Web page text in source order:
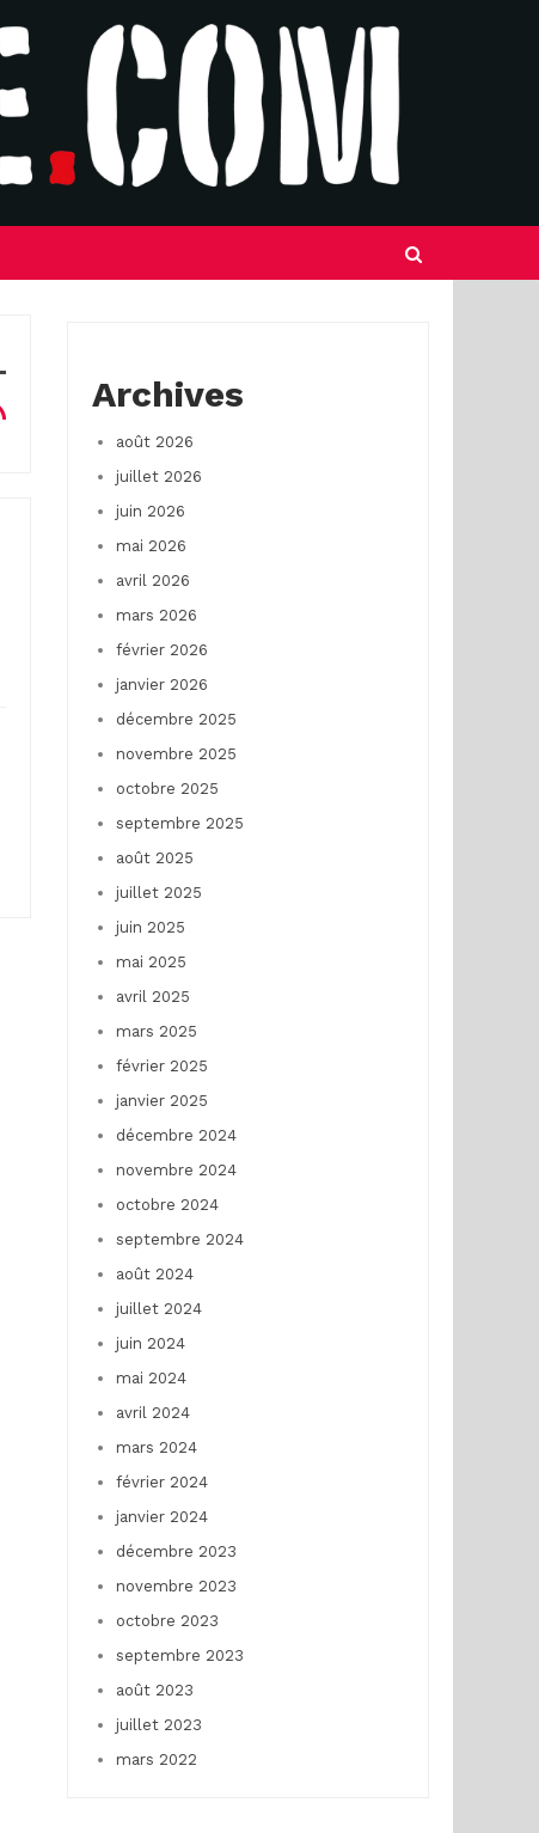
Archives
août 2026
juillet 2026
juin 2026
mai 2026
avril 2026
mars 2026
février 2026
janvier 2026
décembre 2025
novembre 2025
octobre 2025
septembre 2025
août 2025
juillet 2025
juin 2025
mai 2025
avril 2025
mars 2025
février 2025
janvier 2025
décembre 2024
novembre 2024
octobre 2024
septembre 2024
août 2024
juillet 2024
juin 2024
mai 2024
avril 2024
mars 2024
février 2024
janvier 2024
décembre 2023
novembre 2023
octobre 2023
septembre 2023
août 2023
juillet 2023
mars 2022